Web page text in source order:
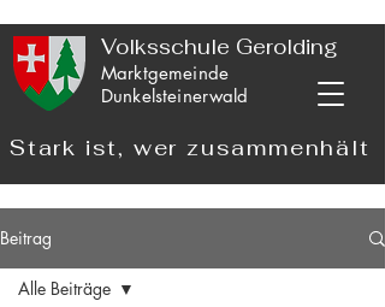
Volksschule Gerolding
Marktgemeinde
Dunkelsteinerwald
Stark ist, wer zusammenhält
Beitrag
Alle Beiträge